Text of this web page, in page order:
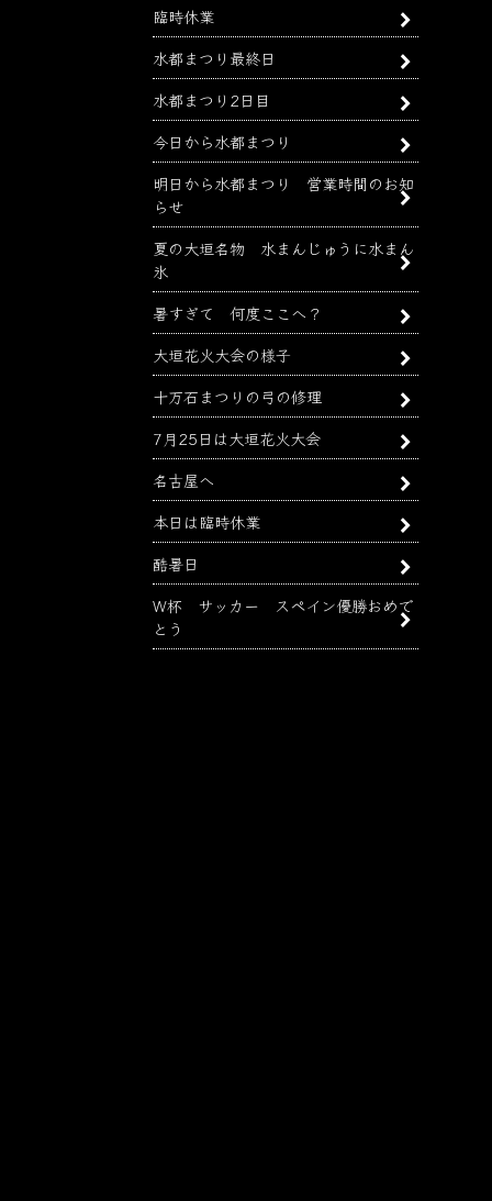
臨時休業
水都まつり最終日
水都まつり2日目
今日から水都まつり
明日から水都まつり 営業時間のお知
らせ
夏の大垣名物 水まんじゅうに水まん
氷
暑すぎて 何度ここへ？
大垣花火大会の様子
十万石まつりの弓の修理
7月25日は大垣花火大会
名古屋へ
本日は臨時休業
酷暑日
W杯 サッカー スペイン優勝おめで
とう